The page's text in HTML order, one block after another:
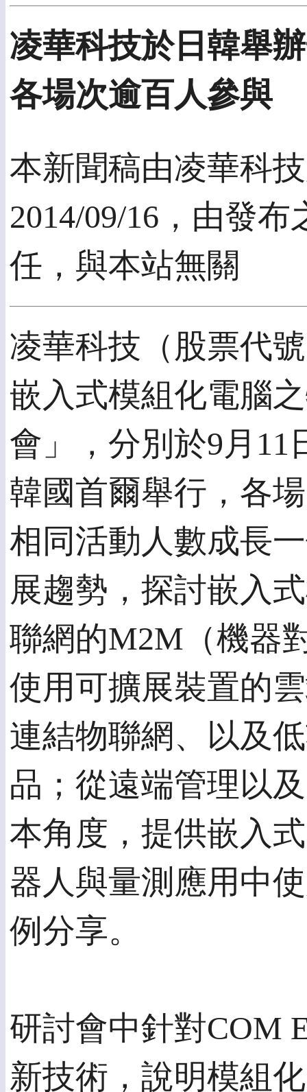
凌華科技於日韓舉
各場次逾百人參與
本新聞稿由凌華科
2014/09/16，由發
任，與本站無關
凌華科技（股票代
嵌入式模組化電腦
會」，分別於9月11
韓國首爾舉行，各
相同活動人數成長
展趨勢，探討嵌入
聯網的M2M（機器
使用可擴展裝置的
連結物聯網、以及
品；從遠端管理以
本角度，提供嵌入
器人與量測應用中
例分享。
研討會中針對COM
新技術，說明模組